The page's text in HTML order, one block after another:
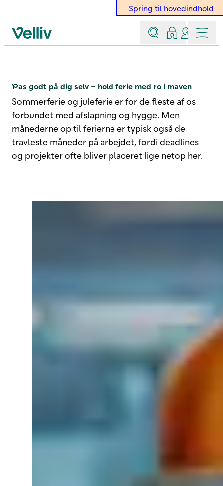
Spring til hovedindhold
Velliv startside
Søg Log indKontakt
Menu
Pas godt på dig selv – hold ferie med ro i maven
Sommerferie og juleferie er for de fleste af os
forbundet med afslapning og hygge. Men
månederne op til ferierne er typisk også de
travleste måneder på arbejdet, fordi deadlines
og projekter ofte bliver placeret lige netop her.